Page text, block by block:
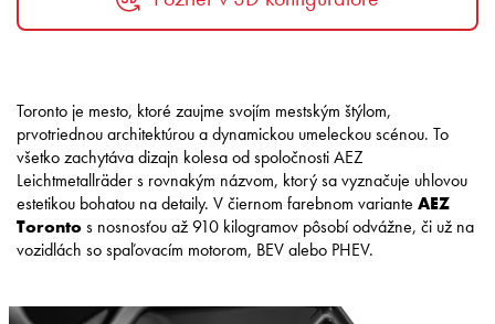
Toronto je mesto, ktoré zaujme svojím mestským štýlom,
prvotriednou architektúrou a dynamickou umeleckou scénou. To
všetko zachytáva dizajn kolesa od spoločnosti AEZ
Leichtmetallräder s rovnakým názvom, ktorý sa vyznačuje uhlovou
estetikou bohatou na detaily. V čiernom farebnom variante AEZ
Torontos nosnosťou až 910 kilogramov pôsobí odvážne, či už na
vozidlách so spaľovacím motorom, BEV alebo PHEV.